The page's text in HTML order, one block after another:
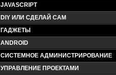
JAVASCRIPT
DIY ИЛИ СДЕЛАЙ САМ
ГАДЖЕТЫ
ANDROID
СИСТЕМНОЕ АДМИНИСТРИРОВАНИЕ
УПРАВЛЕНИЕ ПРОЕКТАМИ